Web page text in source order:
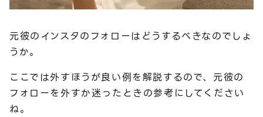
元彼のインスタのフォローはどうするべきなのでしょ
うか。
ここでは外すほうが良い例を解説するので、元彼の
フォローを外すか迷ったときの参考にしてください
ね。